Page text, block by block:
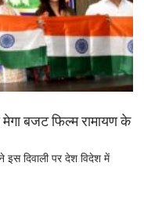
मेगा बजट फिल्म रामायण के
इस दिवाली पर देश विदेश में